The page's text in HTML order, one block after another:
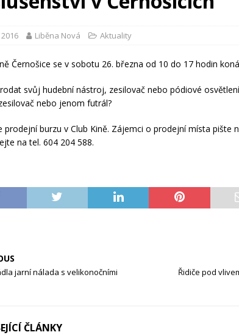
Liběna Nová Aktuality
Černošice se v sobotu 26. března od 10 do 17 hodin
svůj hudební nástroj, zesilovač nebo pódiové
nebo jenom futrál?
prodejní burzu v Club Kině. Zájemci o prodejní místa pište
na tel. 604 204 588.
jarní nálada s velikonočními
Řidiče pod
ČLÁNKY